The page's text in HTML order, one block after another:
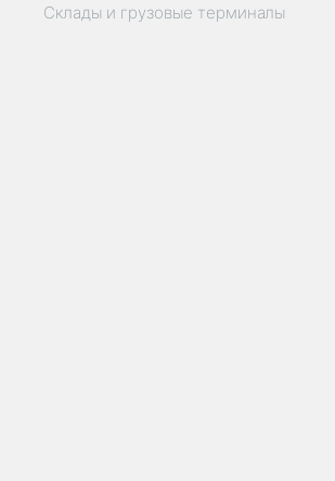
Склады и грузовые терминалы